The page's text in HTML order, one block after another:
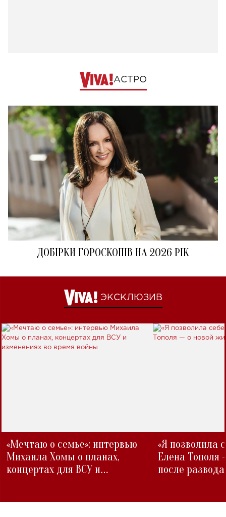
АСТРО
ДОБІРКИ ГОРОСКОПІВ НА 2026 РІК
ЭКСКЛЮЗИВ
«Мечтаю о семье»: интервью
Михаила Хомы о планах,
концертах для ВСУ и
«Я позволила
Елена Тополя
после развода